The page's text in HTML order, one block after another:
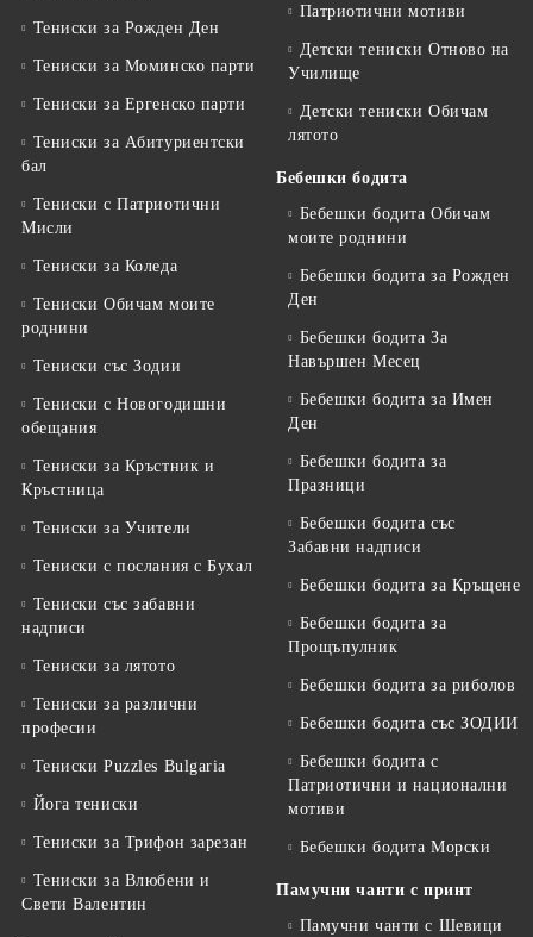
Тениски за Рожден Ден
Тениски за Mоминско парти
Тениски за Eргенско парти
Тениски за Aбитуриентски
бал
Тениски с Патриотични
Мисли
Тениски за Коледа
Тениски Обичам моите
роднини
Тениски със Зодии
Тениски с Новогодишни
обещания
Тениски за Кръстник и
Кръстница
Тениски за Учители
Тениски с послания с Бухал
Тениски със забавни
надписи
Тениски за лятото
Тениски за различни
професии
Тениски Puzzles Bulgaria
Йога тениски
Тениски за Трифон зарезан
Тениски за Влюбени и
Свети Валентин
Патриотични мотиви
Детски тениски Отново на
Училище
Детски тениски Обичам
лятото
Бебешки бодита
Бебешки бодита Обичам
моите роднини
Бебешки бодита за Рожден
Ден
Бебешки бодита За
Навършен Месец
Бебешки бодита за Имен
Ден
Бебешки бодита за
Празници
Бебешки бодита със
Забавни надписи
Бебешки бодита за Кръщене
Бебешки бодита за
Прощъпулник
Бебешки бодита за риболов
Бебешки бодита със ЗОДИИ
Бебешки бодита с
Патриотични и национални
мотиви
Бебешки бодита Морски
Памучни чанти с принт
Памучни чанти с Шевици